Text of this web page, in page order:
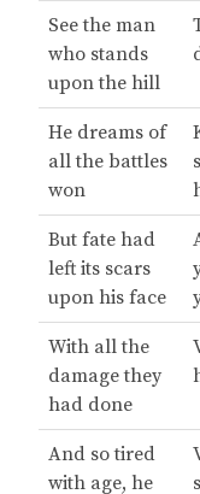
See the man
who stands
upon the hill
He dreams of
all the battles
won
But fate had
left its scars
upon his face
With all the
damage they
had done
And so tired
with age, he